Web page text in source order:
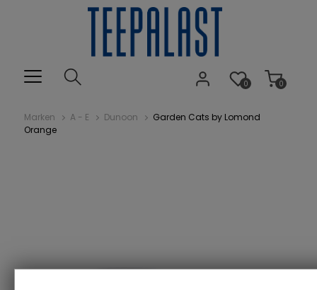
0
0
Marken A - E Dunoon
Garden Cats by Lomond
Orange